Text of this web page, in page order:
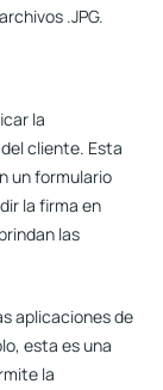
.JPG.
la
cliente. Esta
un formulario
la firma en
las
aplicaciones de
esta es una
la